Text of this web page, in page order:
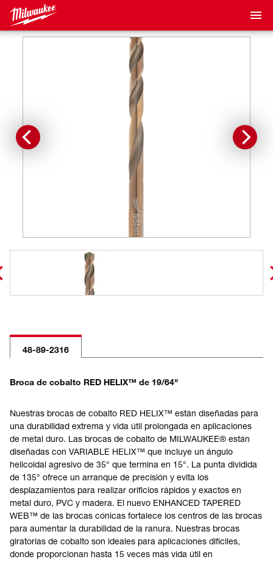
48-89-2316
Broca de cobalto RED HELIX™ de 19/64"
Nuestras brocas de cobalto RED HELIX™ están diseñadas para
una durabilidad extrema y vida útil prolongada en aplicaciones
de metal duro. Las brocas de cobalto de MILWAUKEE® están
diseñadas con VARIABLE HELIX™ que incluye un ángulo
helicoidal agresivo de 35° que termina en 15°. La punta dividida
de 135° ofrece un arranque de precisión y evita los
desplazamientos para realizar orificios rápidos y exactos en
metal duro, PVC y madera. El nuevo ENHANCED TAPERED
WEB™ de las brocas cónicas fortalece los centros de las brocas
para aumentar la durabilidad de la ranura. Nuestras brocas
giratorias de cobalto son ideales para aplicaciones difíciles,
donde proporcionan hasta 15 veces más vida útil en